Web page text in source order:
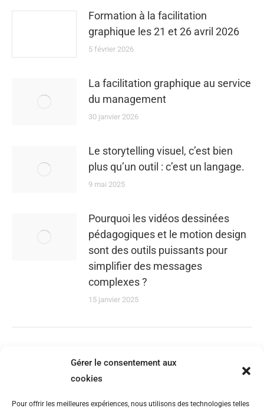
Gérer le consentement aux
cookies
Pour offrir les meilleures expériences, nous utilisons des technologies telles
Formation à la facilitation
graphique les 21 et 26 avril 2026
5 février 2026
La facilitation graphique au service
du management
30 janvier 2026
Le storytelling visuel, c’est bien
plus qu’un outil : c’est un langage.
9 mai 2025
Pourquoi les vidéos dessinées
pédagogiques et le motion design
sont des outils puissants pour
simplifier des messages
complexes ?
15 janvier 2025
Tél : 06 28 25 25 09